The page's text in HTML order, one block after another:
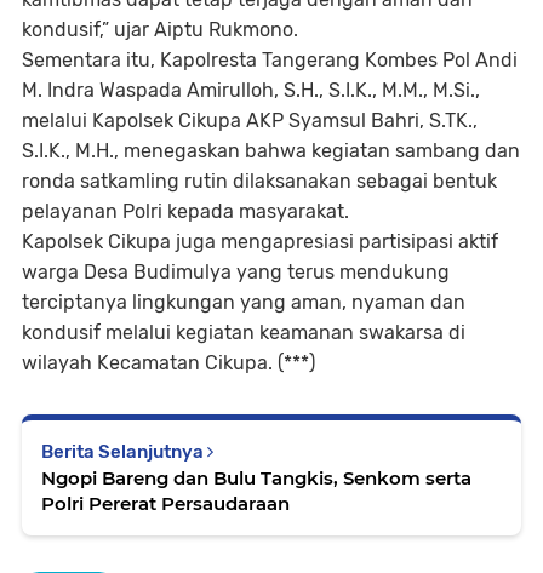
kondusif,” ujar Aiptu Rukmono.
Sementara itu, Kapolresta Tangerang Kombes Pol Andi
M. Indra Waspada Amirulloh, S.H., S.I.K., M.M., M.Si.,
melalui Kapolsek Cikupa AKP Syamsul Bahri, S.TK.,
S.I.K., M.H., menegaskan bahwa kegiatan sambang dan
ronda satkamling rutin dilaksanakan sebagai bentuk
pelayanan Polri kepada masyarakat.
Kapolsek Cikupa juga mengapresiasi partisipasi aktif
warga Desa Budimulya yang terus mendukung
terciptanya lingkungan yang aman, nyaman dan
kondusif melalui kegiatan keamanan swakarsa di
wilayah Kecamatan Cikupa. (***)
Berita Selanjutnya
Ngopi Bareng dan Bulu Tangkis, Senkom serta
Polri Pererat Persaudaraan